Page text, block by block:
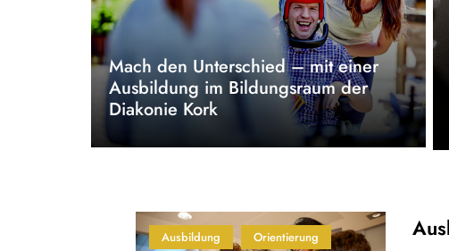
Mach den Unterschied – mit einer
Ausbildung im Bildungsraum der
Diakonie Kork
Ausbildung
Orientierung